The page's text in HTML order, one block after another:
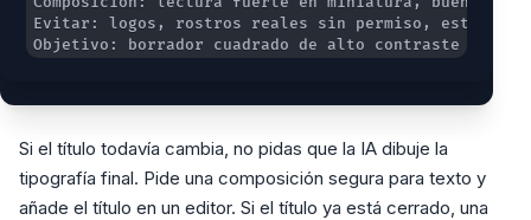
Objetivo: borrador cuadrado de alto contraste para
Si el título todavía cambia, no pidas que la IA dibuje la
tipografía final. Pide una composición segura para texto y
añade el título en un editor. Si el título ya está cerrado, una